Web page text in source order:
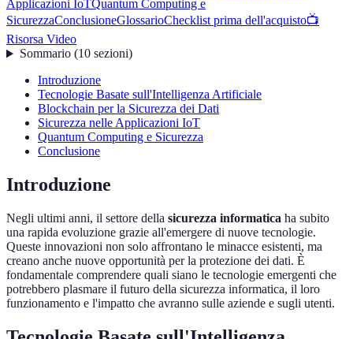
Applicazioni IoTQuantum Computing e
SicurezzaConclusioneGlossarioChecklist prima dell'acquisto📺
Risorsa Video
Sommario(10 sezioni)
Introduzione
Tecnologie Basate sull'Intelligenza Artificiale
Blockchain per la Sicurezza dei Dati
Sicurezza nelle Applicazioni IoT
Quantum Computing e Sicurezza
Conclusione
Introduzione
Negli ultimi anni, il settore della sicurezza informatica ha subito
una rapida evoluzione grazie all'emergere di nuove tecnologie.
Queste innovazioni non solo affrontano le minacce esistenti, ma
creano anche nuove opportunità per la protezione dei dati. È
fondamentale comprendere quali siano le tecnologie emergenti che
potrebbero plasmare il futuro della sicurezza informatica, il loro
funzionamento e l'impatto che avranno sulle aziende e sugli utenti.